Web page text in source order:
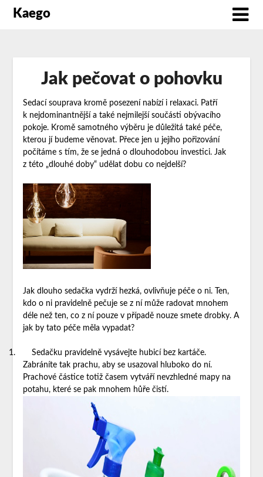
Kaego
Jak pečovat o pohovku
Sedací souprava kromě posezení nabízí i relaxaci. Patří
k nejdominantnější a také nejmilejší součásti obývacího
pokoje. Kromě samotného výběru je důležitá také péče,
kterou jí budeme věnovat. Přece jen u jejího pořizování
počítáme s tím, že se jedná o dlouhodobou investici. Jak
z této „dlouhé doby“ udělat dobu co nejdelší?
Jak dlouho sedačka vydrží hezká, ovlivňuje péče o ni. Ten,
kdo o ni pravidelně pečuje se z ní může radovat mnohem
déle než ten, co z ní pouze v případě nouze smete drobky. A
jak by tato péče měla vypadat?
1.
Sedačku pravidelně vysávejte hubicí bez kartáče.
Zabráníte tak prachu, aby se usazoval hluboko do ní.
Prachové částice totiž časem vytváří nevzhledné mapy na
potahu, které se pak mnohem hůře čistí.